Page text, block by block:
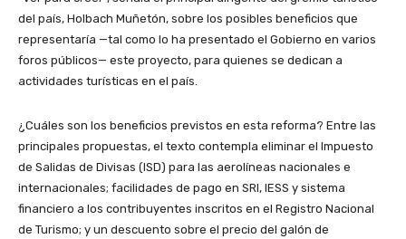
del país, Holbach Muñetón, sobre los posibles beneficios que
representaría —tal como lo ha presentado el Gobierno en varios
foros públicos— este proyecto, para quienes se dedican a
actividades turísticas en el país.
¿Cuáles son los beneficios previstos en esta reforma? Entre las
principales propuestas, el texto contempla eliminar el Impuesto
de Salidas de Divisas (ISD) para las aerolíneas nacionales e
internacionales; facilidades de pago en SRI, IESS y sistema
financiero a los contribuyentes inscritos en el Registro Nacional
de Turismo; y un descuento sobre el precio del galón de